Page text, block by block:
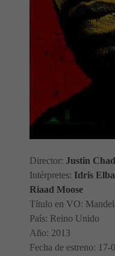
Director: Justin
Intérpretes: Idris
Riaad Moose
Título en VO:
País: Reino Unido
Año: 2013
Fecha de estreno: 17-